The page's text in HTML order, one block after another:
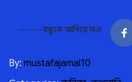
-------বন্ধুকে জানিয়ে দাও
By: mustafajamal10